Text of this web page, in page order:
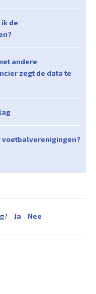
de
andere
zegt de data te
voetbalverenigingen?
Ja Nee